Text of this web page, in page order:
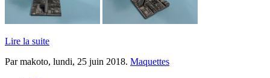
Lire la suite
Par makoto, lundi, 25 juin 2018. Maquettes